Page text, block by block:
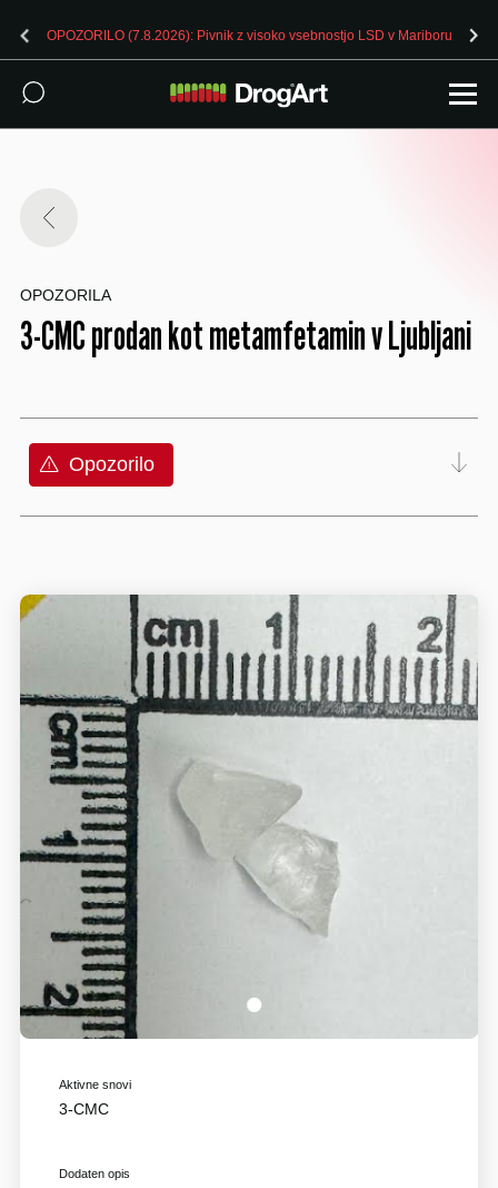
OPOZORILO (7.8.2026): Pivnik z visoko vsebnostjo LSD v Mariboru
OPOZORILA
3-CMC prodan kot metamfetamin v Ljubljani
Opozorilo
1
Aktivne snovi
3-CMC
Dodaten opis